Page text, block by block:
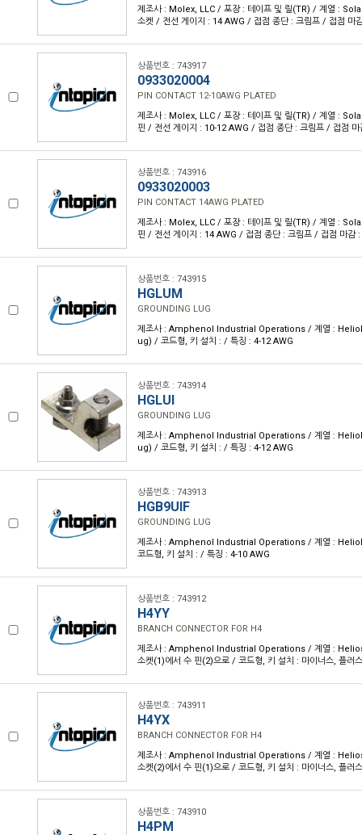
제조사 : Molex, LLC / 포장 : 테이프 및 릴(TR) / 계열 :
소켓 / 전선 게이지 : 14 AWG / 접점 종단 : 크림프 / 접점 마
상품번호 : 743917
0933020004
PIN CONTACT 12-10AWG PLATED
제조사 : Molex, LLC / 포장 : 테이프 및 릴(TR) / 계열 :
핀 / 전선 게이지 : 10-12 AWG / 접점 종단 : 크림프 / 접점
상품번호 : 743916
0933020003
PIN CONTACT 14AWG PLATED
제조사 : Molex, LLC / 포장 : 테이프 및 릴(TR) / 계열 :
핀 / 전선 게이지 : 14 AWG / 접점 종단 : 크림프 / 접점 마감
상품번호 : 743915
HGLUM
GROUNDING LUG
제조사 : Amphenol Industrial Operations / 계열 :
ug) / 코드형, 키 설치 : / 특징 : 4-12 AWG
상품번호 : 743914
HGLUI
GROUNDING LUG
제조사 : Amphenol Industrial Operations / 계열 :
ug) / 코드형, 키 설치 : / 특징 : 4-12 AWG
상품번호 : 743913
HGB9UIF
GROUNDING LUG
제조사 : Amphenol Industrial Operations / 계열 :
코드형, 키 설치 : / 특징 : 4-10 AWG
상품번호 : 743912
H4YY
BRANCH CONNECTOR FOR H4
제조사 : Amphenol Industrial Operations / 계열 :
소켓(1)에서 수 핀(2)으로 / 코드형, 키 설치 : 마이너스, 플러
상품번호 : 743911
H4YX
BRANCH CONNECTOR FOR H4
제조사 : Amphenol Industrial Operations / 계열 :
소켓(2)에서 수 핀(1)으로 / 코드형, 키 설치 : 마이너스, 플러
상품번호 : 743910
H4PM